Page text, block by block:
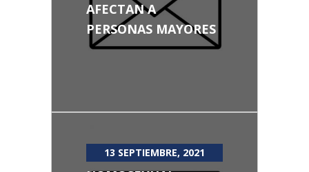
AFECTAN A
PERSONAS MAYORES
13 SEPTIEMBRE, 2021